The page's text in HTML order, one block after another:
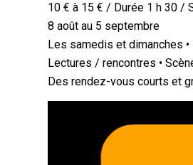
10 € à 15 € / Durée 1 h 30 /
8 août au 5 septembre
Les samedis et dimanches •
Lectures / rencontres •
Des rendez-vous courts et